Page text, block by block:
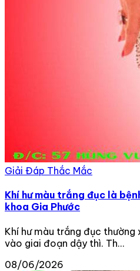
Giải Đáp Thắc Mắc
Khí hư màu trắng đục là
khoa Gia Phước
Khí hư màu trắng đục thường
vào giai đoạn dậy thì. Th...
08/06/2026